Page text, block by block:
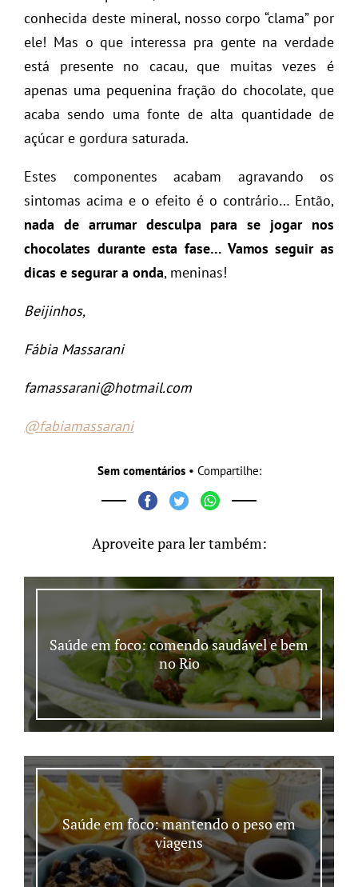
conhecida deste mineral, nosso corpo “clama” por
ele! Mas o que interessa pra gente na verdade
está presente no cacau, que muitas vezes é
apenas uma pequenina fração do chocolate, que
acaba sendo uma fonte de alta quantidade de
açúcar e gordura saturada.
Estes componentes acabam agravando os
sintomas acima e o efeito é o contrário… Então,
nada de arrumar desculpa para se jogar nos
chocolates durante esta fase… Vamos seguir as
dicas e segurar a onda, meninas!
Beijinhos,
Fábia Massarani
famassarani@hotmail.com
@fabiamassarani
Sem comentários• Compartilhe:
Aproveite para ler também:
Saúde em foco: comendo saudável e bem
no Rio
Saúde em foco: mantendo o peso em
viagens